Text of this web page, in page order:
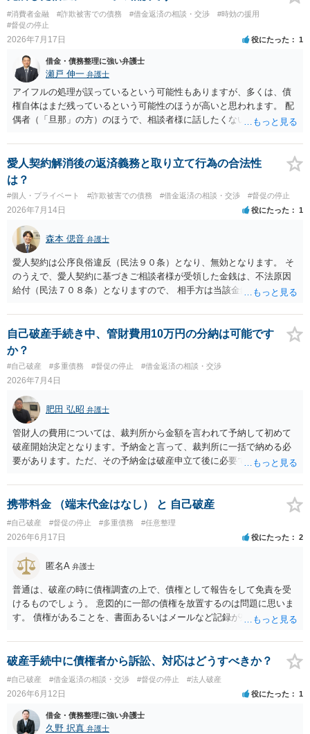
#消費者金融 #詐欺被害での債務 #借金返済の相談・交渉
#時効の援用
#督促の停止
2026年7月17日 役にたった 1
借金・債務整理に強い弁護士
瀬戸 伸一 弁護士
アイフルの処理が誤っているという可能性もありますが、多くは、債
権自体はまだ残っているという可能性のほうが高いと思われます。 配
偶者（「旦那」の方）のほうで、相談者様に話したくない事情等もあ
援用という方法も取れる可能性があるため、御主人に法律事務所に相
談にいくように説得されてはどうでしょうか。相談者様が一緒だと話
せない事情もあるかもしれないのでおひとりで行ってもらうほうがい
いかもしれません。 配偶者の債務がある状態で配偶者が亡くなると債
務を相談者様が相続するという状態になる（相続放棄などの亡くなっ
てからの方法もありますが）ため、相談者様にも関係することだとし
て相談にいくようにお話してみてはどうでしょうか。
愛人契約解消後の返済義務と取り立て行為の合法性
は？
#個人・プライベート #詐欺被害での債務 #借金返済の相談・交渉 #督促の停止
2026年7月14日 役にたった 1
森本 偲音 弁護士
愛人契約は公序良俗違反（民法９０条）となり、無効となります。 そ
のうえで、愛人契約に基づきご相談者様が受領した金銭は、不法原因
給付（民法７０８条）となりますので、 相手方は当該金銭の返還請求
自己破産手続き中、管財費用10万円の分納は可能です
か？
#自己破産 #多重債務 #督促の停止 #借金返済の相談・交渉
2026年7月4日
肥田 弘昭 弁護士
管財人の費用については、裁判所から金額を言われて予納して初めて
破産開始決定となります。予納金と言って、裁判所に一括で納める必
要があります。ただ、その予納金は破産申立て後に必要ですので、そ
参考にしてください。
携帯料金 （端末代金はなし） と 自己破産
#自己破産 #督促の停止 #多重債務 #任意整理
2026年6月17日 役にたった 2
匿名A 弁護士
普通は、破産の時に債権調査の上で、債権として報告をして免責を受
けるものでしょう。 意図的に一部の債権を放置するのは問題に思いま
す。 債権があることを、書面あるいはメールなど記録が残る形で、弁
ん。面倒だし、訴訟の可能性も低いので時効まで放置すればよいとい
う意味だとすれば悪質です。
破産手続中に債権者から訴訟、対応はどうすべきか？
#自己破産 #借金返済の相談・交渉 #督促の停止 #法人破産
2026年6月12日 役にたった 1
借金・債務整理に強い弁護士
久野 択真 弁護士